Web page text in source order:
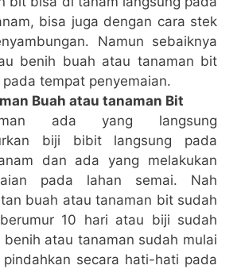
bisa juga dengan cara stek
Namun sebaiknya
benih buah atau tanaman bit
tempat penyemaian.
Buah atau tanaman Bit
ada yang langsung
biji bibit langsung pada
dan ada yang melakukan
pada lahan semai. Nah
buah atau tanaman bit sudah
10 hari atau biji sudah
benih atau tanaman sudah mulai
secara hati-hati pada